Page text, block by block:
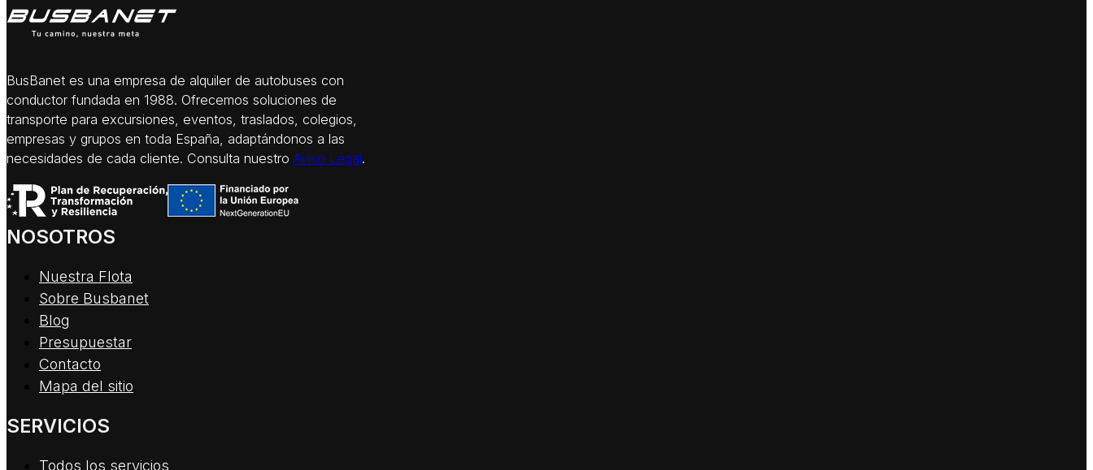
BusBanet es una empresa de alquiler de autobuses con
conductor fundada en 1988. Ofrecemos soluciones de
transporte para excursiones, eventos, traslados, colegios,
empresas y grupos en toda España, adaptándonos a las
necesidades de cada cliente. Consulta nuestro Aviso Legal.
NOSOTROS
Nuestra Flota
Sobre Busbanet
Blog
Presupuestar
Contacto
Mapa del sitio
SERVICIOS
Todos los servicios